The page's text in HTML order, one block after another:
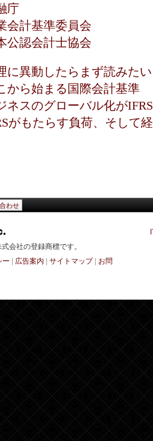
庁
会計基準委員会
公認会計士協会
に異動したらまず読みた
から始まる国際会計基準
ネスのグローバル化が
がもたらす負荷、そして
わせ
会社の登録商標です。
ー 広告案内 サイトマップ| お問